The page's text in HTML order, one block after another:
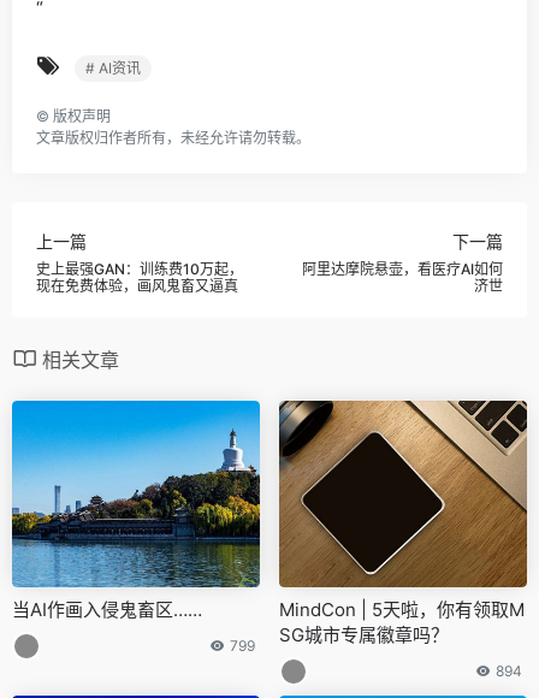
“
# AI资讯
© 版权声明
文章版权归作者所有，未经允许请勿转载。
上一篇
史上最强GAN：训练费10万起，
现在免费体验，画风鬼畜又逼真
下一篇
阿里达摩院悬壶，看医疗AI如何
济世
相关文章
当AI作画入侵鬼畜区……
799
MindCon | 5天啦，你有领取M
SG城市专属徽章吗？
894